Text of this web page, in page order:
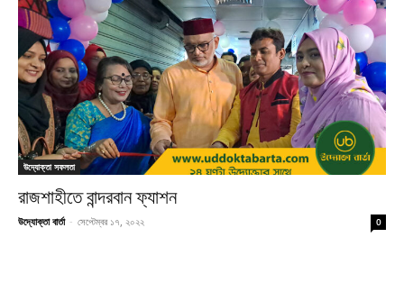
উদ্যোক্তা সফলতা
রাজশাহীতে বান্দরবান ফ্যাশন
উদ্যোক্তা বার্তা - সেপ্টেম্বর ১৭, ২০২২ 0